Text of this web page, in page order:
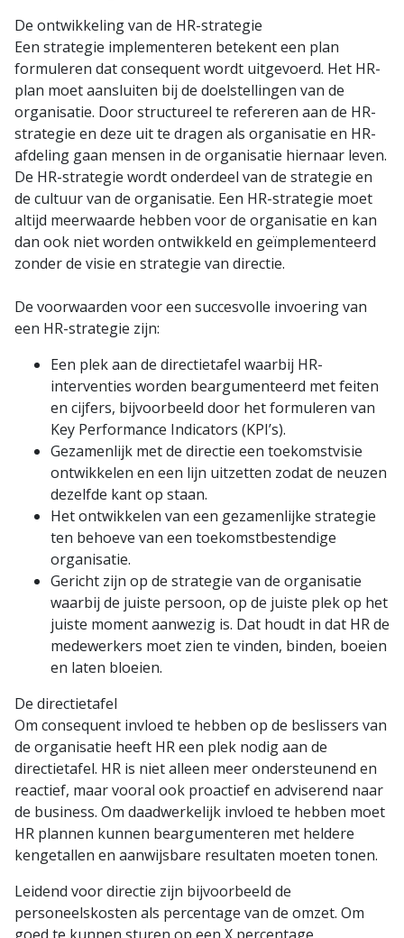
De ontwikkeling van de HR-strategie
Een strategie implementeren betekent een plan
formuleren dat consequent wordt uitgevoerd. Het HR-
plan moet aansluiten bij de doelstellingen van de
organisatie. Door structureel te refereren aan de HR-
strategie en deze uit te dragen als organisatie en HR-
afdeling gaan mensen in de organisatie hiernaar leven.
De HR-strategie wordt onderdeel van de strategie en
de cultuur van de organisatie. Een HR-strategie moet
altijd meerwaarde hebben voor de organisatie en kan
dan ook niet worden ontwikkeld en geïmplementeerd
zonder de visie en strategie van directie.
De voorwaarden voor een succesvolle invoering van
een HR-strategie zijn:
Een plek aan de directietafel waarbij HR-
interventies worden beargumenteerd met feiten
en cijfers, bijvoorbeeld door het formuleren van
Key Performance Indicators (KPI’s).
Gezamenlijk met de directie een toekomstvisie
ontwikkelen en een lijn uitzetten zodat de neuzen
dezelfde kant op staan.
Het ontwikkelen van een gezamenlijke strategie
ten behoeve van een toekomstbestendige
organisatie.
Gericht zijn op de strategie van de organisatie
waarbij de juiste persoon, op de juiste plek op het
juiste moment aanwezig is. Dat houdt in dat HR de
medewerkers moet zien te vinden, binden, boeien
en laten bloeien.
De directietafel
Om consequent invloed te hebben op de beslissers van
de organisatie heeft HR een plek nodig aan de
directietafel. HR is niet alleen meer ondersteunend en
reactief, maar vooral ook proactief en adviserend naar
de business. Om daadwerkelijk invloed te hebben moet
HR plannen kunnen beargumenteren met heldere
kengetallen en aanwijsbare resultaten moeten tonen.
Leidend voor directie zijn bijvoorbeeld de
personeelskosten als percentage van de omzet. Om